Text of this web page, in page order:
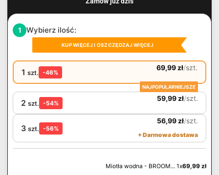
1 Wybierz ilość:
KUP WIĘCEJ I OSZCZĘDZAJ WIĘCEJ
1 szt. -46%
69,99zł/szt.
NAJPOPULARNIEJSZE
2 szt. -54%
59,99zł/szt.
3 szt. -56%
56,99zł/szt.
+ Darmowa dostawa
Miotła wodna - BROOM... 1x69,99 zł